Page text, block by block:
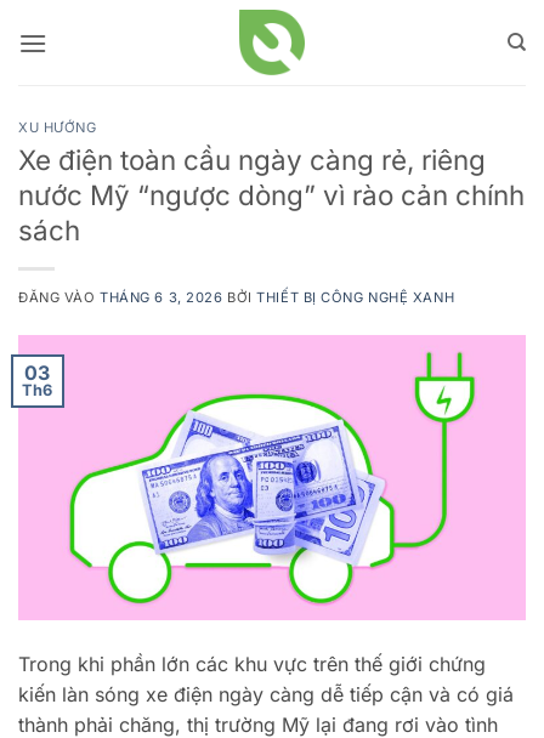
qua
XU HƯỚNG
Xe điện toàn cầu ngày càng rẻ, riêng
nước Mỹ “ngược dòng” vì rào cản chính
sách
ĐĂNG VÀOTHÁNG 6 3, 2026 BỞITHIẾT BỊ CÔNG NGHỆ XANH
03
Th6
Trong khi phần lớn các khu vực trên thế giới chứng
kiến làn sóng xe điện ngày càng dễ tiếp cận và có giá
thành phải chăng, thị trường Mỹ lại đang rơi vào tình